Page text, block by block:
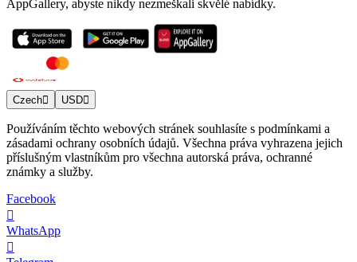
AppGallery, abyste nikdy nezmeškali skvělé nabídky.
Czech USD
Používáním těchto webových stránek souhlasíte s podmínkami a
zásadami ochrany osobních údajů. Všechna práva vyhrazena jejich
příslušným vlastníkům pro všechna autorská práva, ochranné
známky a služby.
Facebook
WhatsApp